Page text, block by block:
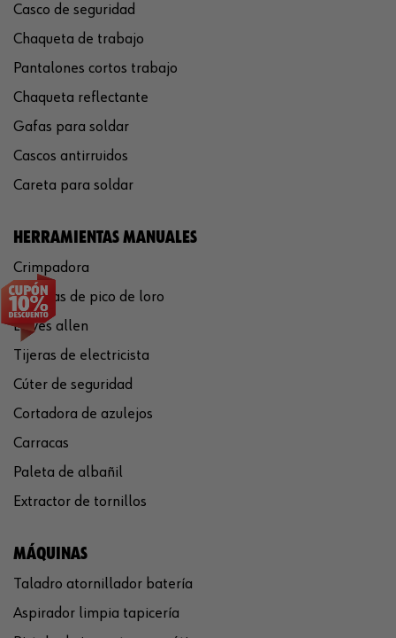
Casco de seguridad
Chaqueta de trabajo
Pantalones cortos trabajo
Chaqueta reflectante
Gafas para soldar
Cascos antirruidos
Careta para soldar
HERRAMIENTAS MANUALES
Crimpadora
Tenazas de pico de loro
Llaves allen
Tijeras de electricista
Cúter de seguridad
Cortadora de azulejos
Carracas
Paleta de albañil
Extractor de tornillos
MÁQUINAS
Taladro atornillador batería
Aspirador limpia tapicería